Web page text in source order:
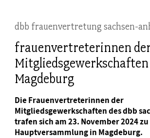
dbb frauenvertretung sachsen-
frauenvertreterinnen
Magdeburg
Die Frauenvertreterinnen der
Mitgliedsgewerkschaften des dbb
trafen sich am 23. November 2024
Hauptversammlung in Magdeburg.